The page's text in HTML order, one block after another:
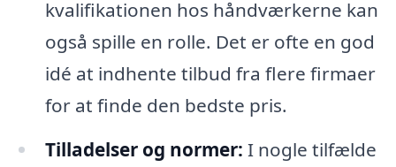
kvalifikationen hos håndværkerne kan
også spille en rolle. Det er ofte en god
idé at indhente tilbud fra flere firmaer
for at finde den bedste pris.
Tilladelser og normer: I nogle tilfælde